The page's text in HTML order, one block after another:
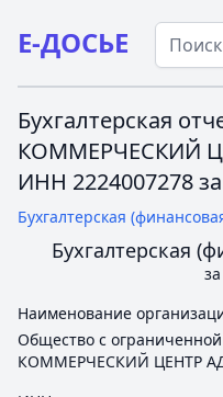
Е-ДОСЬЕ
Бухгалтерская
КОММЕРЧЕСКИЙ
ИНН 2224007278
Бухгалтерская
Бухгалтерская
Наименование
Общество с
КОММЕРЧЕСКИЙ ЦЕНТР